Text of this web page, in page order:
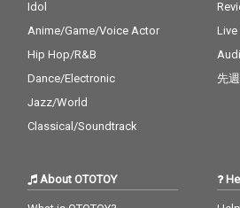
Idol
Anime/Game/Voice Actor
Hip Hop/R&B
Dance/Electronic
Jazz/World
Classical/Soundtrack
Live
先
About OTOTOY